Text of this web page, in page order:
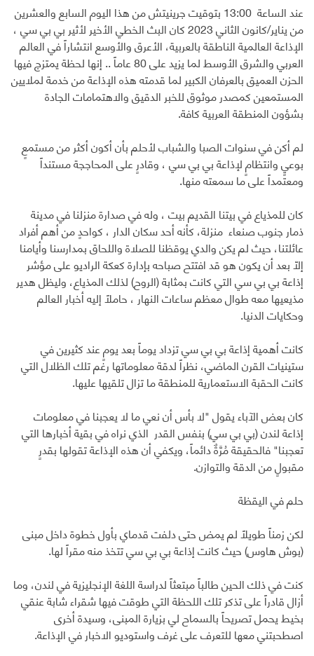
عند الساعة 13:00 بتوقيت جرينيتش من هذا اليوم السابع والعشرين
من يناير/كانون الثاني 2023 كان البث الخطي الأخير لأثير بي بي سي ،
الإذاعة العالمية الناطقة بالعربية، الأعرق والأوسع انتشاراً في العالم
العربي والشرق الأوسط لما يزيد على 80 عاماً .. إنها لحظة يمتزج فيها
الحزن العميق بالعرفان الكبير لما قدمته هذه الإذاعة من خدمة لملايين
المستمعين كمصدر موثوق للخبر الدقيق والاهتمامات الجادة
بشؤون المنطقة العربية كافة.
لم أكن في سنوات الصبا والشباب لأحلم بأن أكون أكثر من مستمعٍ
بوعيٍ وانتظامٍ لإذاعة بي بي سي ، وقادرٍ على المحاججة مستنداً
ومعتمداً على ما سمعته منها.
كان للمذياع في بيتنا القديم بيت ، وله في صدارة منزلنا في مدينة
ذمار جنوب صنعاء منزلة، كأنه أحد سكان الدار ، كواحدٍ من أهم أفراد
عائلتنا، حيث لم يكن والدي يوقظنا للصلاة واللحاق بمدارسنا وأيامنا
إلاّ بعد أن يكون هو قد افتتح صباحه بإدارة كعكة الراديو على مؤشر
إذاعة بي بي سي التي كانت بمثابة (الروح) لذلك المذياع، وليظل هدير
مذيعيها معه طوال معظم ساعات النهار ، حاملاً إليه أخبار العالم
وحكايات الدنيا.
كانت أهمية إذاعة بي بي سي تزداد يوماً بعد يومٍ عند كثيرين في
ستينيات القرن الماضي، نظراً لدقة معلوماتها رغم تلك الظلال التي
كانت الحقبة الاستعمارية للمنطقة ما تزال تلقيها عليها.
كان بعض الآباء يقول "لا بأس أن نعي ما لا يعجبنا في معلومات
إذاعة لندن (بي بي سي) بنفس القدر الذي نراه في بقية أخبارها التي
تعجبنا" فالحقيقة مُرَّةٌ دائماً، ويكفي أن هذه الإذاعة تقولها بقدرٍ
مقبولٍ من الدقة والتوازن.
حلم في اليقظة
لكن زمناً طويلاً لم يمض حتى دلفت قدماي بأول خطوة داخل مبنى
(بوش هاوس) حيث كانت إذاعة بي بي سي تتخذ منه مقراً لها.
كنت في ذلك الحين طالباً مبتعثاً لدراسة اللغة الإنجليزية في لندن، وما
أزال قادراً على تذكر تلك اللحظة التي طوقت فيها شقراء شابة عنقي
بخيط يحمل تصريحاً بالسماح لي بزيارة المبنى، وسيدة أخرى
اصطحبتني معها للتعرف على غرف واستوديو الاخبار في الإذاعة.